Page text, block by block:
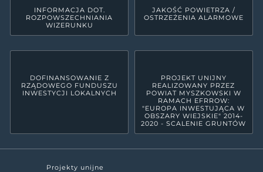
INFORMACJA DOT.
ROZPOWSZECHNIANIA
WIZERUNKU
JAKOŚĆ POWIETRZA /
OSTRZEŻENIA ALARMOWE
DOFINANSOWANIE Z
RZĄDOWEGO FUNDUSZU
INWESTYCJI LOKALNYCH
PROJEKT UNIJNY
REALIZOWANY PRZEZ
POWIAT MYSZKOWSKI W
RAMACH EFRROW:
"EUROPA INWESTUJĄCA W
OBSZARY WIEJSKIE" 2014-
2020 - SCALENIE GRUNTÓW
Projekty unijne